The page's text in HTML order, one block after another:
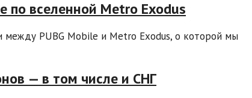
по вселенной Metro Exodus
между PUBG Mobile и Metro Exodus, о которой мы
— в том числе и СНГ